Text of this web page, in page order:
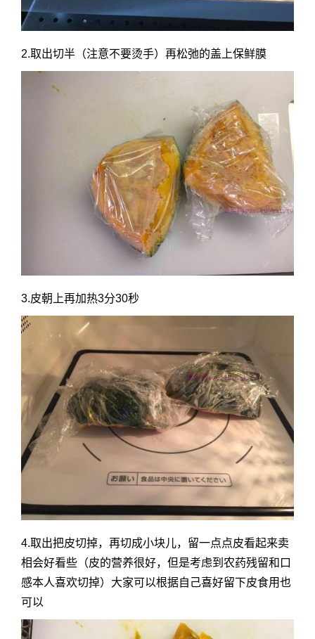
2.取出切半（注意不要烫手）再松弛的盖上保鲜膜
3.皮朝上再加热3分30秒
4.取出把皮切掉，再切成小块儿，留一点点皮看起来卖
相会好看些（皮的营养很好，但是考虑到农药残留和口
感本人喜欢切掉）大家可以根据自己喜好留下皮食用也
可以